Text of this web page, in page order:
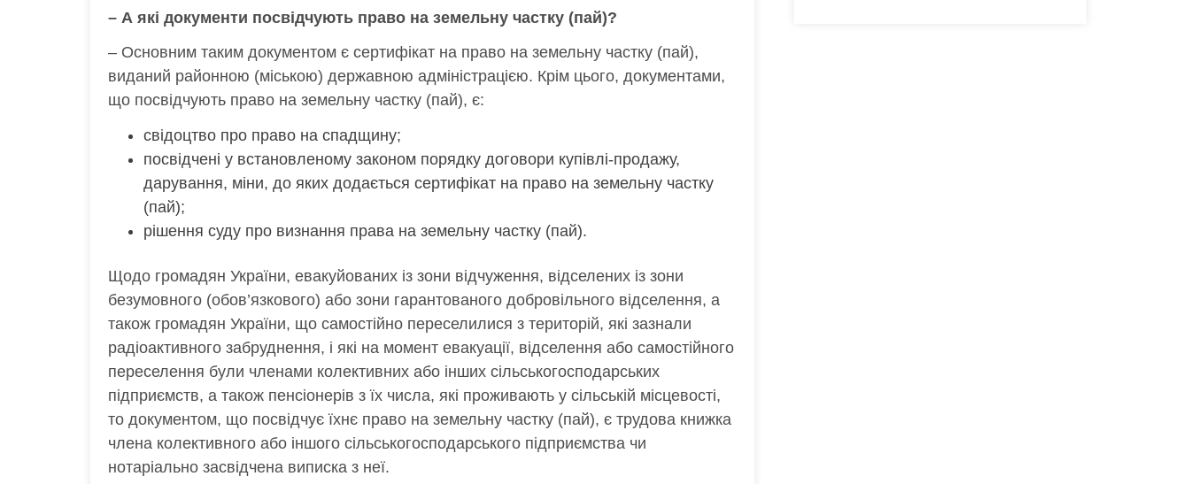
– А які документи посвідчують право на земельну частку (пай)?
– Основним таким документом є сертифікат на право на земельну частку (пай),
виданий районною (міською) державною адміністрацією. Крім цього, документами,
що посвідчують право на земельну частку (пай), є:
свідоцтво про право на спадщину;
посвідчені у встановленому законом порядку договори купівлі-продажу,
дарування, міни, до яких додається сертифікат на право на земельну частку
(пай);
рішення суду про визнання права на земельну частку (пай).
Щодо громадян України, евакуйованих із зони відчуження, відселених із зони
безумовного (обов’язкового) або зони гарантованого добровільного відселення, а
також громадян України, що самостійно переселилися з територій, які зазнали
радіоактивного забруднення, і які на момент евакуації, відселення або самостійного
переселення були членами колективних або інших сільськогосподарських
підприємств, а також пенсіонерів з їх числа, які проживають у сільській місцевості,
то документом, що посвідчує їхнє право на земельну частку (пай), є трудова книжка
члена колективного або іншого сільськогосподарського підприємства чи
нотаріально засвідчена виписка з неї.